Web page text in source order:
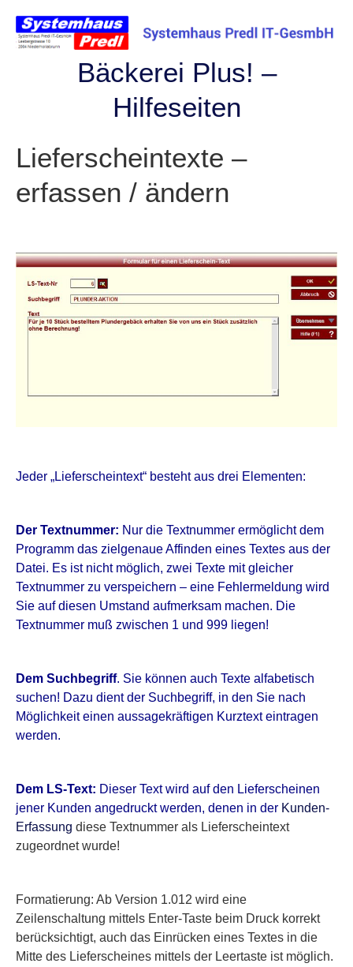
content
Bäckerei Plus! –
Hilfeseiten
Lieferscheintexte –
erfassen / ändern
Jeder „Lieferscheintext“ besteht aus drei Elementen:
Der Textnummer: Nur die Textnummer ermöglicht dem
Programm das zielgenaue Affinden eines Textes aus der
Datei. Es ist nicht möglich, zwei Texte mit gleicher
Textnummer zu verspeichern – eine Fehlermeldung wird
Sie auf diesen Umstand aufmerksam machen. Die
Textnummer muß zwischen 1 und 999 liegen!
Dem Suchbegriff. Sie können auch Texte alfabetisch
suchen! Dazu dient der Suchbegriff, in den Sie nach
Möglichkeit einen aussagekräftigen Kurztext eintragen
werden.
Dem LS-Text: Dieser Text wird auf den Lieferscheinen
jener Kunden angedruckt werden, denen in der Kunden-
Erfassung diese Textnummer als Lieferscheintext
zugeordnet wurde!
Formatierung: Ab Version 1.012 wird eine
Zeilenschaltung mittels Enter-Taste beim Druck korrekt
berücksichtigt, auch das Einrücken eines Textes in die
Mitte des Lieferscheines mittels der Leertaste ist möglich.